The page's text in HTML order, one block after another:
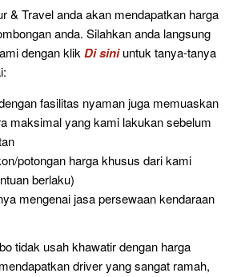
& Travel anda akan mendapatkan harga
anda. Silahkan anda langsung
dengan klik Di siniuntuk tanya-tanya
fasilitas nyaman juga memuaskan
maksimal yang kami lakukan sebelum
potongan harga khusus dari kami
berlaku)
mengenai jasa persewaan kendaraan
tidak usah khawatir dengan harga
driver yang sangat ramah,